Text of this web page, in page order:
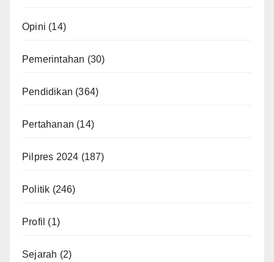
Opini (14)
Pemerintahan (30)
Pendidikan (364)
Pertahanan (14)
Pilpres 2024 (187)
Politik (246)
Profil (1)
Sejarah (2)